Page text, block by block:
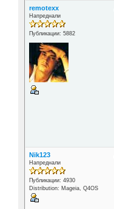
remotexx
Напреднали
Публикации: 5882
Nik123
Напреднали
Публикации: 4930
Distribution: Mageia, Q4OS